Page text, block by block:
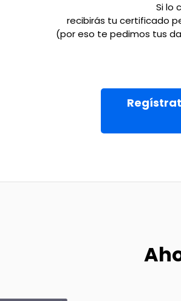
Si lo
recibirás tu certificado
(por eso te pedimos tus